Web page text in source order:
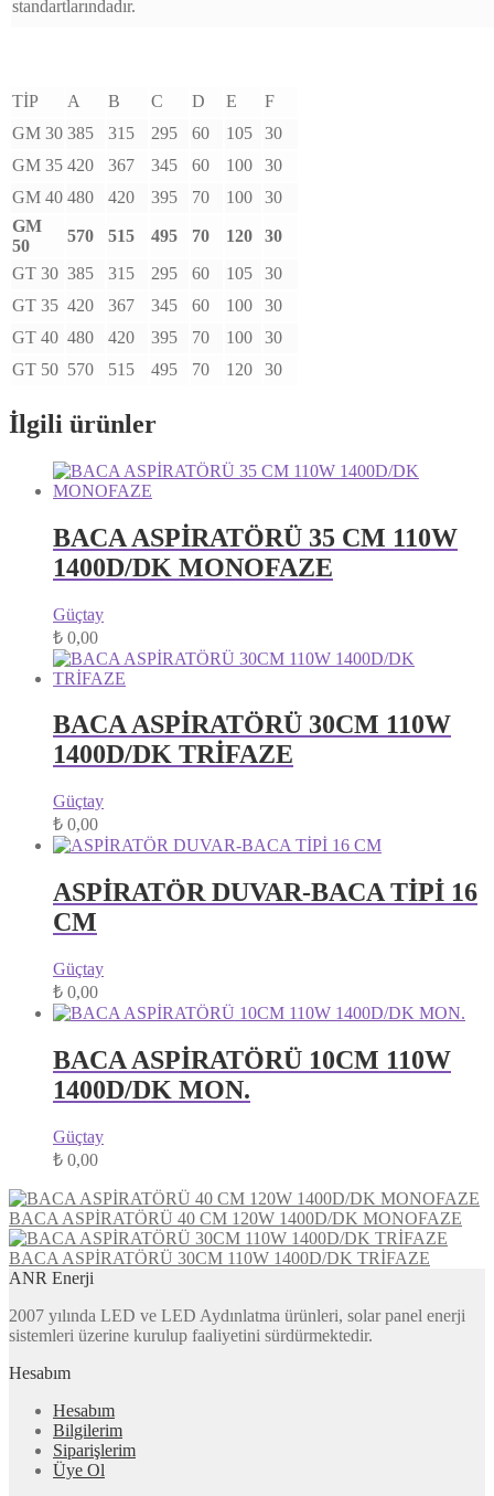
standartlarındadır.
TİP A B C D E
F
GM 30 385 315 295 60 105
30
GM 35 420 367 345 60 100
30
GM 40 480 420 395 70 100
30
GM
50
570 515 495 70 120
30
GT 30 385 315 295 60 105
30
GT 35 420 367 345 60 100
30
GT 40 480 420 395 70 100
30
GT 50 570 515 495 70 120 30
İlgili ürünler
BACA ASPİRATÖRÜ 35 CM 110W
1400D/DK MONOFAZE
Güçtay
₺ 0,00
BACA ASPİRATÖRÜ 30CM 110W
1400D/DK TRİFAZE
Güçtay
₺ 0,00
ASPİRATÖR DUVAR-BACA TİPİ 16
CM
Güçtay
₺ 0,00
BACA ASPİRATÖRÜ 10CM 110W
1400D/DK MON.
Güçtay
₺ 0,00
BACA ASPİRATÖRÜ 40 CM 120W 1400D/DK MONOFAZE
BACA ASPİRATÖRÜ 30CM 110W 1400D/DK TRİFAZE
ANR Enerji
2007 yılında LED ve LED Aydınlatma ürünleri, solar panel enerji
sistemleri üzerine kurulup faaliyetini sürdürmektedir.
Hesabım
Hesabım
Bilgilerim
Siparişlerim
Üye Ol